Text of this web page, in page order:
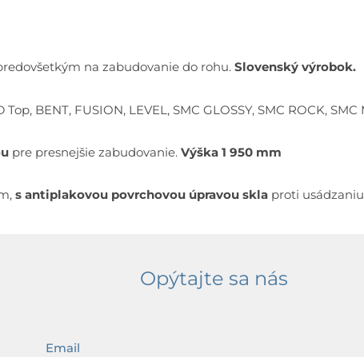
na zabudovanie do rohu. Slovenský výrobok.
BENT, FUSION, LEVEL, SMC GLOSSY, SMC ROCK, SMC
pre presnejšie zabudovanie. Výška 1 950 mm
s antiplakovou povrchovou úpravou skla proti
Opýtajte sa nás
Email